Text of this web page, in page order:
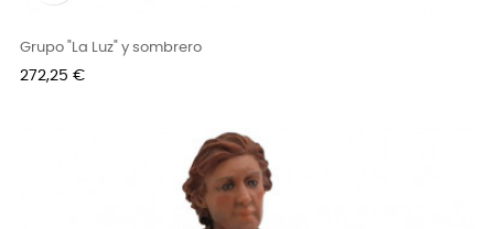
Grupo "La Luz" y sombrero
Precio
272,25 €